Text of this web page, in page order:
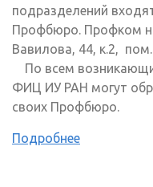
подразделений
Профбюро. Профком
Вавилова, 44, к.2,
По всем
ФИЦ ИУ РАН могут
своих Профбюро.
Подробнее